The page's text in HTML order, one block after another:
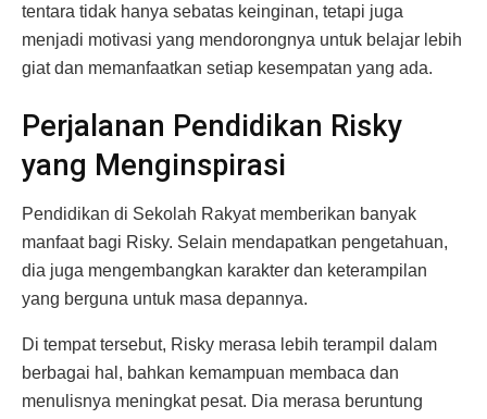
tentara tidak hanya sebatas keinginan, tetapi juga
menjadi motivasi yang mendorongnya untuk belajar lebih
giat dan memanfaatkan setiap kesempatan yang ada.
Perjalanan Pendidikan Risky
yang Menginspirasi
Pendidikan di Sekolah Rakyat memberikan banyak
manfaat bagi Risky. Selain mendapatkan pengetahuan,
dia juga mengembangkan karakter dan keterampilan
yang berguna untuk masa depannya.
Di tempat tersebut, Risky merasa lebih terampil dalam
berbagai hal, bahkan kemampuan membaca dan
menulisnya meningkat pesat. Dia merasa beruntung